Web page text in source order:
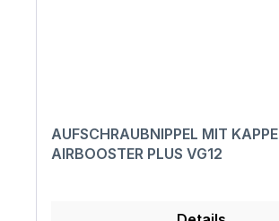
AUFSCHRAUBNIPPEL MIT KAPPE
AIRBOOSTER PLUS VG12